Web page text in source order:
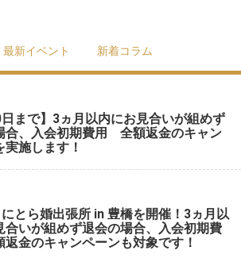
最新イベント 新着コラム
日まで】3ヵ月以内にお見合いが組めず
合、入会初期費用 全額返金のキャン
実施します！
とら婚出張所 in 豊橋を開催！3ヵ月以
合いが組めず退会の場合、入会初期費
金のキャンペーンも対象です！